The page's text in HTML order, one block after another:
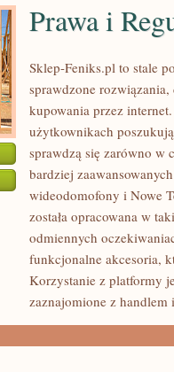
Prawa i
Sklep-Feniks.pl to stale
sprawdzone
kupowania przez
użytkownikach
sprawdzą się zarówno w
bardziej
wideodomofony i Nowe
została opracowana w
odmiennych
funkcjonalne akcesoria,
Korzystanie z platformy
zaznajomione z handlem